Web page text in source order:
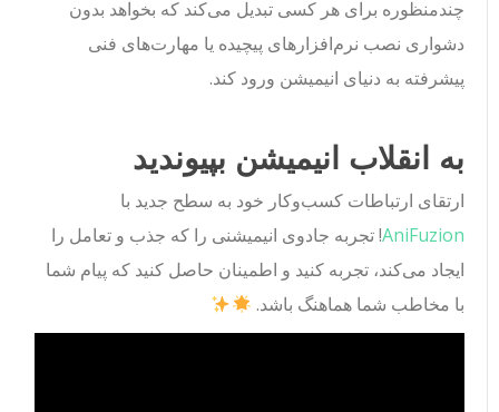
چندمنظوره برای هر کسی تبدیل می‌کند که بخواهد بدون
دشواری نصب نرم‌افزارهای پیچیده یا مهارت‌های فنی
پیشرفته به دنیای انیمیشن ورود کند.
به انقلاب انیمیشن بپیوندید
ارتقای ارتباطات کسب‌وکار خود به سطح جدید با
AniFuzion! تجربه جادوی انیمیشنی را که جذب و تعامل را
ایجاد می‌کند، تجربه کنید و اطمینان حاصل کنید که پیام شما
با مخاطب شما هماهنگ باشد.